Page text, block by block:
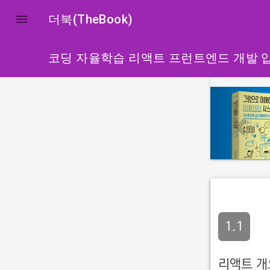
 더북(TheBook)
코딩 자율학습 리액트 프런트엔드 개발
p
r
e
v
i
o
s
1.1
리액트